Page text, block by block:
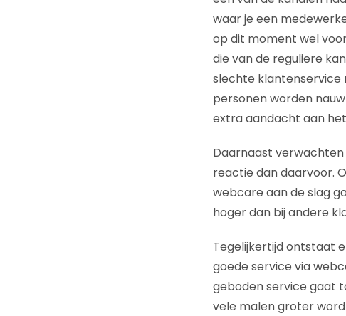
waar je een
op dit moment wel
die van de reguliere
slechte klantenservice
personen worden
extra aandacht aan
Daarnaast
reactie dan daarvoor.
webcare aan de slag
hoger dan bij andere
Tegelijkertijd ontstaat
goede service via
geboden service gaat
vele malen groter